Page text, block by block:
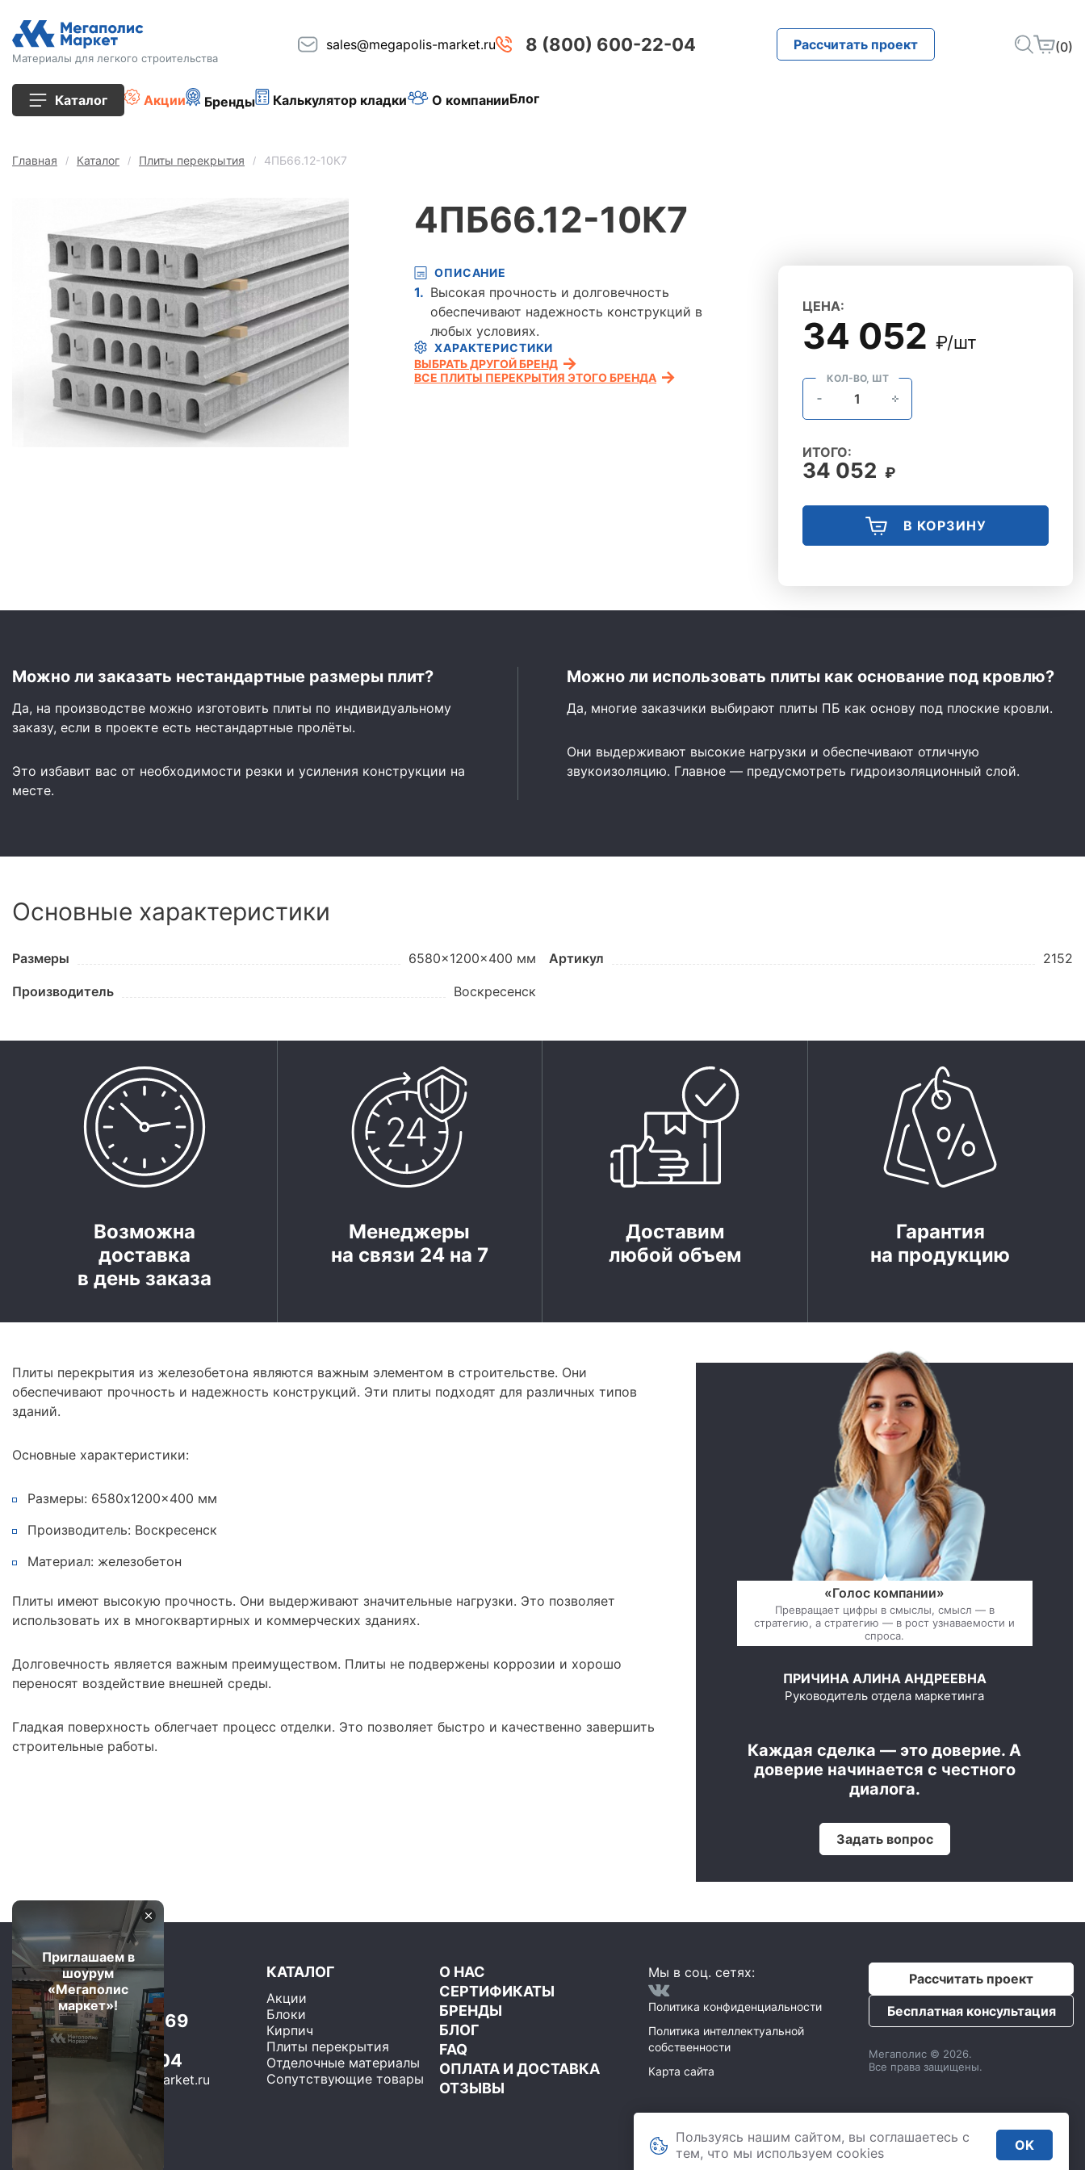
Пользуясь нашим сайтом, вы соглашаетесь с
тем, что мы используем сookies
OK
Материалы для легкого строительства
sales@megapolis-market.ru 8 (800) 600-22-04 Рассчитать проект (0)
Каталог
Кирпич
Плиты перекрытия
Сопутствующие товары
Тротуарная плитка
Сайдинг
Металлочерепица
Акции Бренды Калькулятор кладки О компанииБлог
Главная Каталог Плиты перекрытия 4ПБ66.12-10К7
4ПБ66.12-10К7
ОПИСАНИЕ
Высокая прочность и долговечность
обеспечивают надежность конструкций в
любых условиях.
ХАРАКТЕРИСТИКИ
ВЫБРАТЬ ДРУГОЙ БРЕНД
ВСЕ ПЛИТЫ ПЕРЕКРЫТИЯ ЭТОГО БРЕНДА
ЦЕНА:
34 052 ₽/шт
КОЛ-ВО, ШТ
ИТОГО:
34 052 ₽
В КОРЗИНУ
Можно ли заказать нестандартные размеры плит?
Да, на производстве можно изготовить плиты по индивидуальному
заказу, если в проекте есть нестандартные пролёты.
Это избавит вас от необходимости резки и усиления конструкции на
месте.
Можно ли использовать плиты как основание под кровлю?
Да, многие заказчики выбирают плиты ПБ как основу под плоские кровли.
Они выдерживают высокие нагрузки и обеспечивают отличную
звукоизоляцию. Главное — предусмотреть гидроизоляционный слой.
Основные характеристики
Размеры 6580x1200x400 мм
Производитель Воскресенск
Артикул 2152
Возможна
доставка
в день заказа
Менеджеры
на связи 24 на 7
Доставим
любой объем
Гарантия
на продукцию
Плиты перекрытия из железобетона являются важным элементом в строительстве. Они
обеспечивают прочность и надежность конструкций. Эти плиты подходят для различных типов
зданий.
Основные характеристики:
Размеры: 6580x1200x400 мм
Производитель: Воскресенск
Материал: железобетон
Плиты имеют высокую прочность. Они выдерживают значительные нагрузки. Это позволяет
использовать их в многоквартирных и коммерческих зданиях.
Долговечность является важным преимуществом. Плиты не подвержены коррозии и хорошо
переносят воздействие внешней среды.
Гладкая поверхность облегчает процесс отделки. Это позволяет быстро и качественно завершить
строительные работы.
«Голос компании»
Превращает цифры в смыслы, смысл — в
стратегию, а стратегию — в рост узнаваемости и
спроса.
ПРИЧИНА АЛИНА АНДРЕЕВНА
Руководитель отдела маркетинга
Каждая сделка — это доверие. А
доверие начинается с честного
диалога.
Задать вопрос
Москва и область
+7 (499) 325-75-69
Бесплатно по РФ
8 (800) 600-22-04
sales@megapolis-market.ru
КАТАЛОГ
Акции
Блоки
Кирпич
Плиты перекрытия
Отделочные материалы
Сопутствующие товары
О НАС
СЕРТИФИКАТЫ
БРЕНДЫ
БЛОГ
FAQ
ОПЛАТА И ДОСТАВКА
ОТЗЫВЫ
Мы в соц. сетях:
Политика конфиденциальности
Политика интеллектуальной
собственности
Карта сайта
119071, Москва,2 Донской проезд 4,
строение 1, пом. 435
Рассчитать проект
Бесплатная консультация
Мегаполис © 2026.
Все права защищены.
Приглашаем в
шоурум
«Мегаполис
маркет»!